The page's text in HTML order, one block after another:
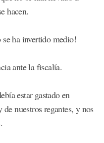
hacen.
se ha invertido medio!
ante la fiscalía.
estar gastado en
nuestros regantes, y nos